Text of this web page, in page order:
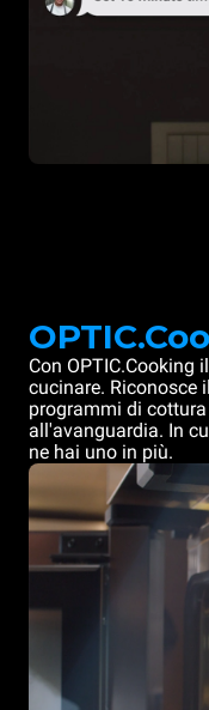
Con
cucinare. Riconosce
programmi di
all'avanguardia. In
ne hai uno in più.